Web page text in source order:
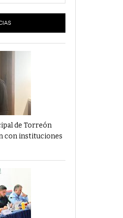
PC29
De Tiempo Por Falta De
Sus Formas Y Efectos’ Por
de Torreón
con instituciones